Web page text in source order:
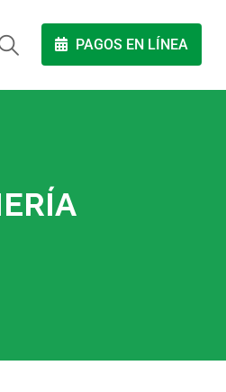
PAGOS EN LÍNEA